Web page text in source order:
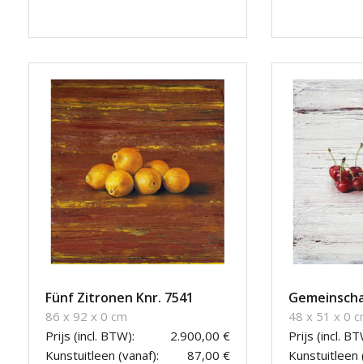
Fünf Zitronen Knr. 7541
86 x 92 x 0 cm
Prijs (incl. BTW):
2.900,00 €
Kunstuitleen (vanaf):
87,00 €
48 x 51 x 0
Prijs (incl.
Kunstuitleen